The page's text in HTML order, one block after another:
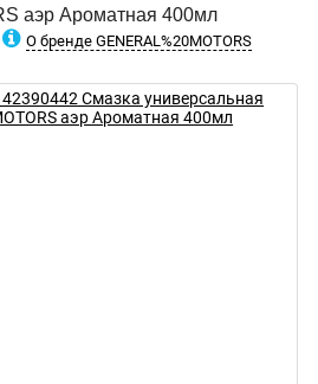
аэр Ароматная 400мл
О бренде GENERAL%20MOTORS